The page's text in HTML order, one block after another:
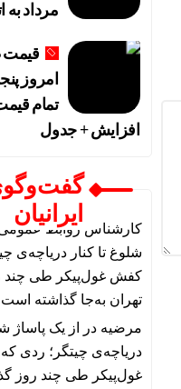
مرداد
قیمت
تمام
افزایش + جدول
ایرانیان
کارشناس روابط
شلوغ تا کنار دریاچه‌ی
کفش غول‌پیکر طی چند
تهران به‌جا گذاشته است
مرضیه در
از یک پاساژ
دریاچه‌ی چیتگر؛ ردی
غول‌پیکر طی چند روز